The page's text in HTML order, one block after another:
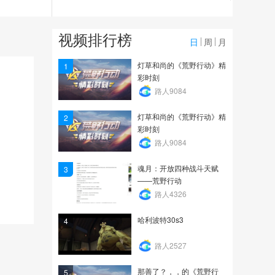
1070
【超级小朱猥琐小课堂第
十八期】让你知道50V5...
6518
视频排行榜 日 周 月
1
灯草和尚的《荒野行动》精
彩时刻
路人9084
2
灯草和尚的《荒野行动》精
彩时刻
路人9084
3
魂月：开放四种战斗天赋
——荒野行动
路人4326
4 哈利波特30s3
路人2527
5 那善了？，，的《荒野行